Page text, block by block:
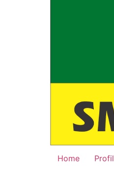
Home Profil